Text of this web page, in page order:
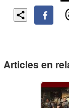
Articles en